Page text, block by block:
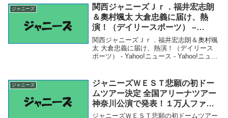
ーズJr.の“特殊ルール”をプ...
ジャニーズ
関西ジャニーズＪｒ．福井宏志朗
＆奧村颯太 大倉忠義に届け、熱
演！（デイリースポーツ） –
Yahoo!ニュース – Yahoo!ニュー
ス
関西ジャニーズＪｒ．福井宏志朗＆奧村颯
太 大倉忠義に届け、熱演！（デイリース
ポーツ） - Yahoo!ニュース - Yahoo!ニュー
届け、熱演！（デイリースポーツ...
ジャニーズ
ジャニーズＷＥＳＴ悲願の初ドー
ムツアー決定 全国アリーナツアー
神奈川公演で発表！１万人ファン
歓喜の悲鳴 – サンケイスポーツ
ジャニーズＷＥＳＴ悲願の初ドームツアー